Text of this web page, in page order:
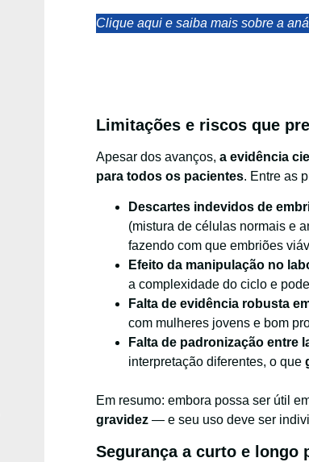
Clique aqui e saiba mais sobre a
Limitações e riscos que
Apesar dos avanços, a evidência
para todos os pacientes. Entre as
Descartes indevidos de
(mistura de células normais e
fazendo com que embriões
Efeito da manipulação no
a complexidade do ciclo e
Falta de evidência robusta
com mulheres jovens e bom
Falta de padronização entre
interpretação diferentes, o que
Em resumo: embora possa ser útil
gravidez — e seu uso deve ser
Segurança a curto e longo